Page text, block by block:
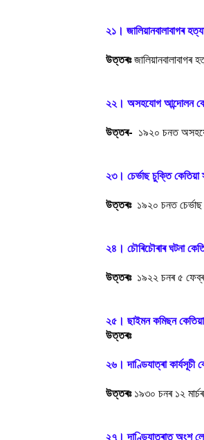
২১। জালিয়ানবালাবাগৰ
উত্তৰঃ
২২। অসহযোগ আন্দোলন
উত্তৰ- ১৯২০ চনত
২৩। চেৰ্ভাছ চুক্তি কেতিয়া
উত্তৰঃ ১৯২০ চনত
২৪। চৌৰিচৌৰাৰ ঘটনা
উত্তৰঃ ১৯২২ চনৰ ৫
২৫। ছাইমন কমিছন
উত্তৰঃ
২৬। দাণ্ডিযাত্ৰা কাৰ্যসূচী
উত্তৰঃ১৯৩০ চনৰ ১২
২৭। দাণ্ডিযাত্ৰাত অংশ